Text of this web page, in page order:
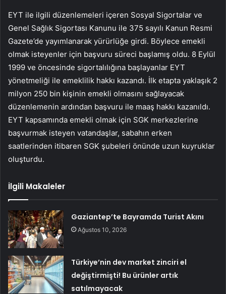
EYT ile ilgili düzenlemeleri içeren Sosyal Sigortalar ve
Genel Sağlık Sigortası Kanunu ile 375 sayılı Kanun Resmi
Gazete’de yayımlanarak yürürlüğe girdi. Böylece emekli
olmak isteyenler için başvuru süreci başlamış oldu. 8 Eylül
1999 ve öncesinde sigortalılığına başlayanlar EYT
yönetmeliği ile emeklilik hakkı kazandı. İlk etapta yaklaşık 2
milyon 250 bin kişinin emekli olmasını sağlayacak
düzenlemenin ardından başvuru ile maaş hakkı kazanıldı.
EYT kapsamında emekli olmak için SGK merkezlerine
başvurmak isteyen vatandaşlar, sabahın erken
saatlerinden itibaren SGK şubeleri önünde uzun kuyruklar
oluşturdu.
İlgili Makaleler
Gaziantep’te Bayramda Turist Akını
Ağustos 10, 2026
Türkiye’nin dev market zinciri el
değiştirmişti! Bu ürünler artık
satılmayacak